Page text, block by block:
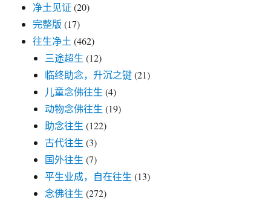
净土见证 (20)
完整版 (17)
往生净土 (462)
三途超生 (12)
临终助念，升沉之键(21)
儿童念佛往生 (4)
动物念佛往生 (19)
助念往生 (122)
古代往生 (3)
国外往生 (7)
平生业成，自在往生 (13)
念佛往生 (272)